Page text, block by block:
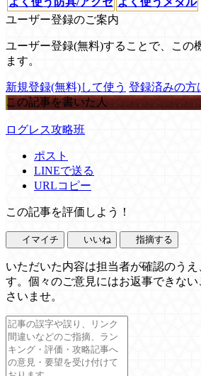
ユーザー登録のご案内
ユーザー登録(無料)することで、この
ます。
新規登録(無料)して使う 登録済みの方
この記事を書いた人
ログレス攻略班
ポスト
LINEで送る
URLコピー
この記事を評価しよう！
イマイチ いいね 指摘する
いただいた内容は担当者が確認のうえ
す。個々のご意見にはお返事できな
さいませ。